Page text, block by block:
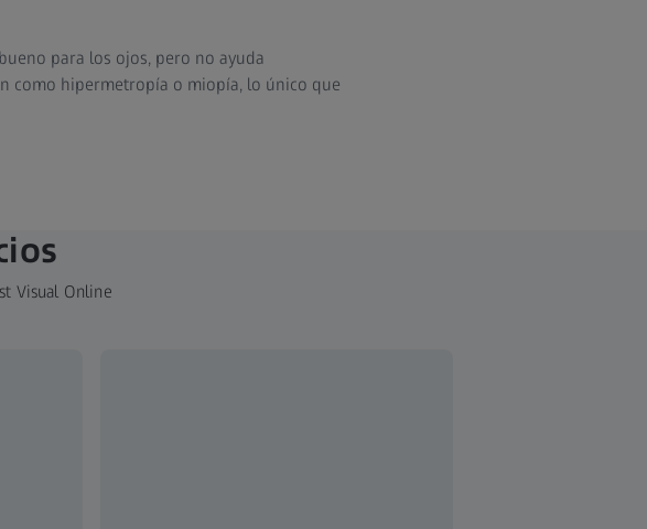
para los ojos, pero no ayuda
como hipermetropía o miopía, lo único que
Visual Online